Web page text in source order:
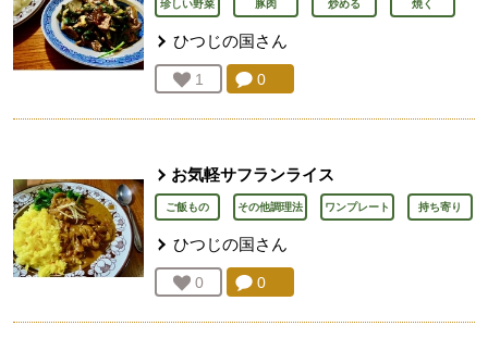
珍しい野菜 豚肉 炒める 焼く
ひつじの国さん
お気に入り登録：
1 人が登録コメント：
0
お気軽サフランライス
ご飯もの その他調理法 ワンプレート 持ち寄り
ひつじの国さん
お気に入り登録：
0 人が登録コメント：
0